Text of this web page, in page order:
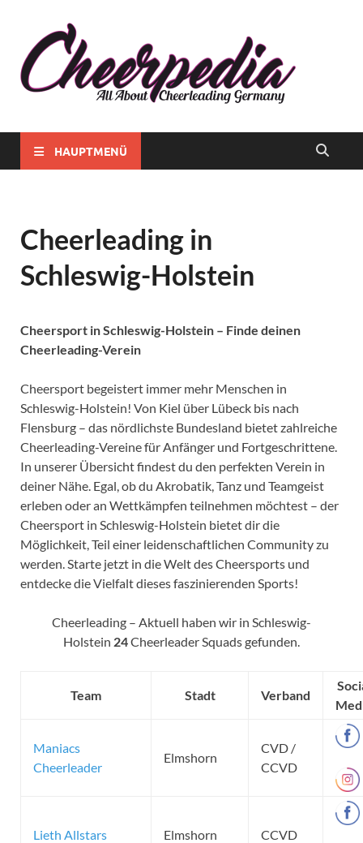
HAUPTMENÜ
Cheerleading in
Schleswig-Holstein
Cheersport in Schleswig-Holstein – Finde deinen
Cheerleading-Verein
Cheersport begeistert immer mehr Menschen in
Schleswig-Holstein! Von Kiel über Lübeck bis nach
Flensburg – das nördlichste Bundesland bietet zahlreiche
Cheerleading-Vereine für Anfänger und Fortgeschrittene.
In unserer Übersicht findest du den perfekten Verein in
deiner Nähe. Egal, ob du Akrobatik, Tanz und Teamgeist
erleben oder an Wettkämpfen teilnehmen möchtest – der
Cheersport in Schleswig-Holstein bietet dir die
Möglichkeit, Teil einer leidenschaftlichen Community zu
werden. Starte jetzt in die Welt des Cheersports und
entdecke die Vielfalt dieses faszinierenden Sports!
Cheerleading – Aktuell haben wir in Schleswig-
Holstein 24Cheerleader Squads gefunden.
Team Stadt Verband
Maniacs
Cheerleader
Elmshorn
CVD /
CCVD
Lieth Allstars Elmshorn CCVD